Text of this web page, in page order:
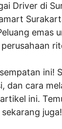
Driver di
emas
ini!
dan cara
ini.
juga!